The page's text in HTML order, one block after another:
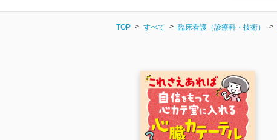
TOP すべて 臨床看護（診療科・技術）